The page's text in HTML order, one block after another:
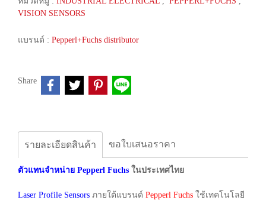
VISION SENSORS
แบรนด์ : Pepperl+Fuchs distributor
Share
รายละเอียดสินค้า ขอใบเสนอราคา
ตัวแทนจำหน่าย Pepperl Fuchs ในประเทศไทย
Laser Profile Sensors ภายใต้แบรนด์ Pepperl Fuchs ใช้เทคโนโลยี